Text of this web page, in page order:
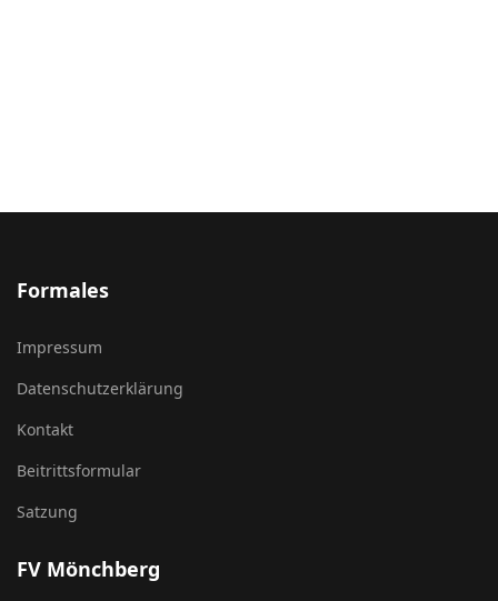
Formales
Impressum
Datenschutzerklärung
Kontakt
Beitrittsformular
Satzung
FV Mönchberg